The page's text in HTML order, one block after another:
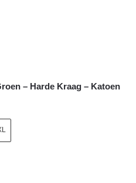
– Harde Kraag – Katoen